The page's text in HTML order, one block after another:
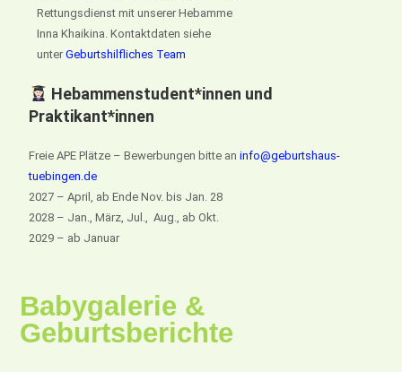
Rettungsdienst mit unserer Hebamme
Inna Khaikina. Kontaktdaten siehe
unterGeburtshilfliches Team
Hebammenstudent*innen und
Praktikant*innen
Freie APE Plätze – Bewerbungen bitte aninfo@geburtshaus-
tuebingen.de
2027 – April, ab Ende Nov. bis Jan. 28
2028 – Jan., März, Jul., Aug., ab Okt.
2029 – ab Januar
Babygalerie &
Geburtsberichte